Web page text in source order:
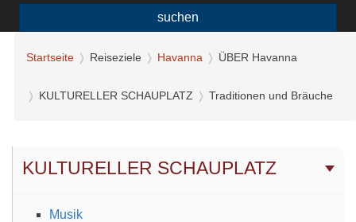
suchen
Startseite Reiseziele Havanna ÜBER Havanna
KULTURELLER SCHAUPLATZ Traditionen und Bräuche
KULTURELLER SCHAUPLATZ
Musik